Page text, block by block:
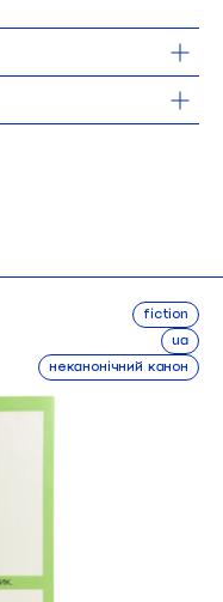
fiction
ua
неканонічний канон